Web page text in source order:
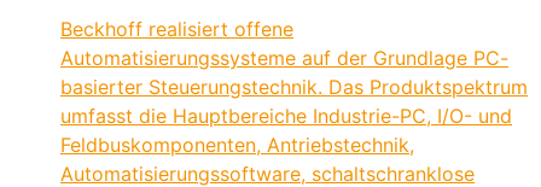
Beckhoff realisiert offene
Automatisierungssysteme auf der Grundlage PC-
basierter Steuerungstechnik. Das Produktspektrum
umfasst die Hauptbereiche Industrie-PC, I/O- und
Feldbuskomponenten, Antriebstechnik,
Automatisierungssoftware, schaltschranklose